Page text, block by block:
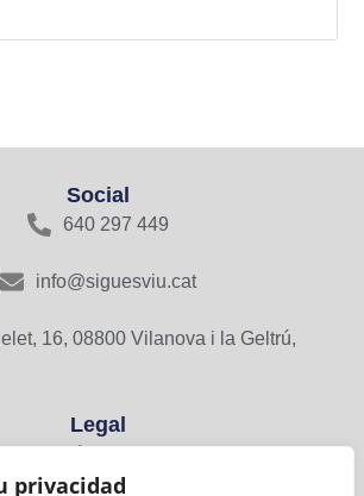
privacidad
Social
640 297 449
info@siguesviu.cat
16, 08800 Vilanova i la Geltrú,
Legal